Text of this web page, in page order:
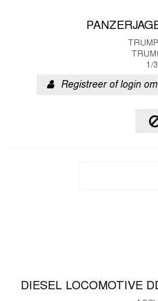
1/
Registreer of login
DIESEL LOCOMOTIVE